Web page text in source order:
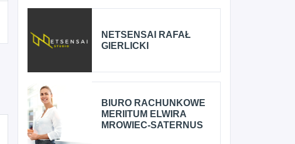
NETSENSAI RAFAŁ
GIERLICKI
BIURO RACHUNKOWE
MERIITUM ELWIRA
MROWIEC-SATERNUS